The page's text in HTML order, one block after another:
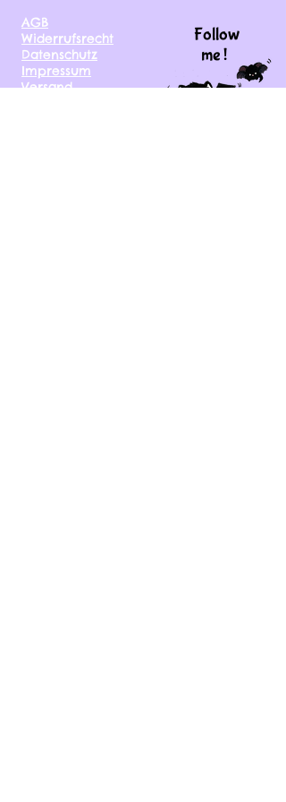
AGB
Widerrufsrecht
Datenschutz
Impressum
Versand
Follow
me !